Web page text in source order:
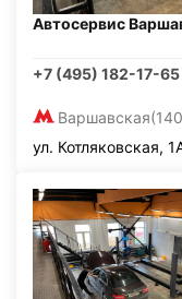
Автосервис
+7 (495) 182-17-65
Варшавская
ул. Котляковская,